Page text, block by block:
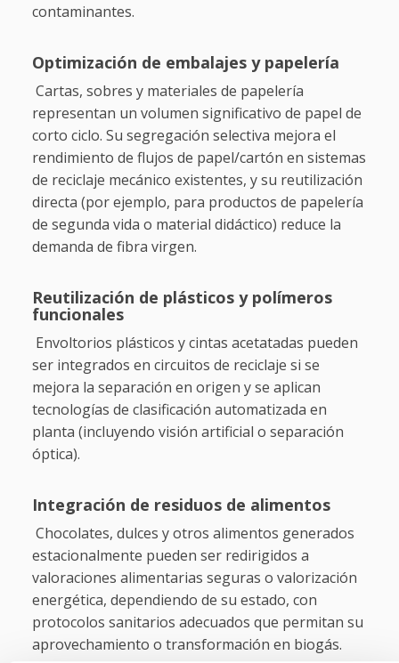
contaminantes.
Optimización de embalajes y papelería
Cartas, sobres y materiales de papelería
representan un volumen significativo de papel de
corto ciclo. Su segregación selectiva mejora el
rendimiento de flujos de papel/cartón en sistemas
de reciclaje mecánico existentes, y su reutilización
directa (por ejemplo, para productos de papelería
de segunda vida o material didáctico) reduce la
demanda de fibra virgen.
Reutilización de plásticos y polímeros
funcionales
Envoltorios plásticos y cintas acetatadas pueden
ser integrados en circuitos de reciclaje si se
mejora la separación en origen y se aplican
tecnologías de clasificación automatizada en
planta (incluyendo visión artificial o separación
óptica).
Integración de residuos de alimentos
Chocolates, dulces y otros alimentos generados
estacionalmente pueden ser redirigidos a
valoraciones alimentarias seguras o valorización
energética, dependiendo de su estado, con
protocolos sanitarios adecuados que permitan su
aprovechamiento o transformación en biogás.